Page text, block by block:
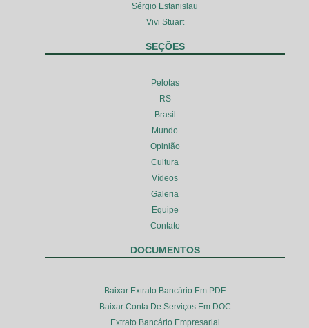
Sérgio Estanislau
Vivi Stuart
SEÇÕES
Pelotas
RS
Brasil
Mundo
Opinião
Cultura
Vídeos
Galeria
Equipe
Contato
DOCUMENTOS
Baixar Extrato Bancário Em PDF
Baixar Conta De Serviços Em DOC
Extrato Bancário Empresarial